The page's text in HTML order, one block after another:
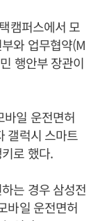
캠퍼스에서 모
와 업무협약(M
행안부 장관이
바일 운전면허
갤럭시 스마트
로 했다.
는 경우 삼성전
바일 운전면허